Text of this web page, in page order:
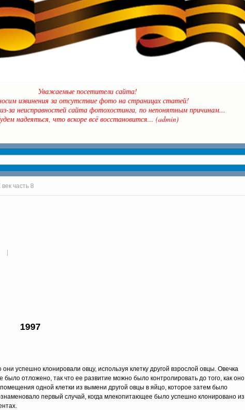
Уважаемые посетители сайта!
извинения за отсутствие фото на страницах статей!
за неисправностей сайта фотохостинга, по непонятным причинам...
надеяться, что вскоре всё восстановится... (admin)
часть 8
1997
успешно клонировали овцу, используя клетку другой взрослой овцы. Овечка
отложено, так что ее развитие можно было контролировать до того, как оно
одной клетки из вымени другой овцы в яйцо, которое затем было
первый случай, когда млекопитающее было успешно клонировано из